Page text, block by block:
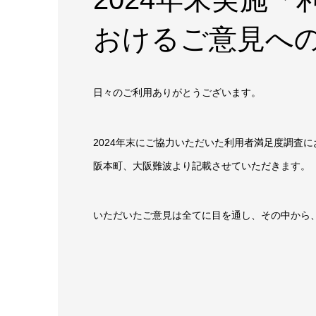
おけるご意見へ
日々のご利用ありがとうございます。
2024年末にご協力いただいた利用者満足度調査
阪本町、大阪難波より記載させていただきます。
いただいたご意見は全てに目を通し、その中か